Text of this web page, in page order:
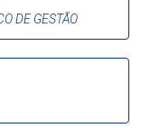
DE GESTÃO